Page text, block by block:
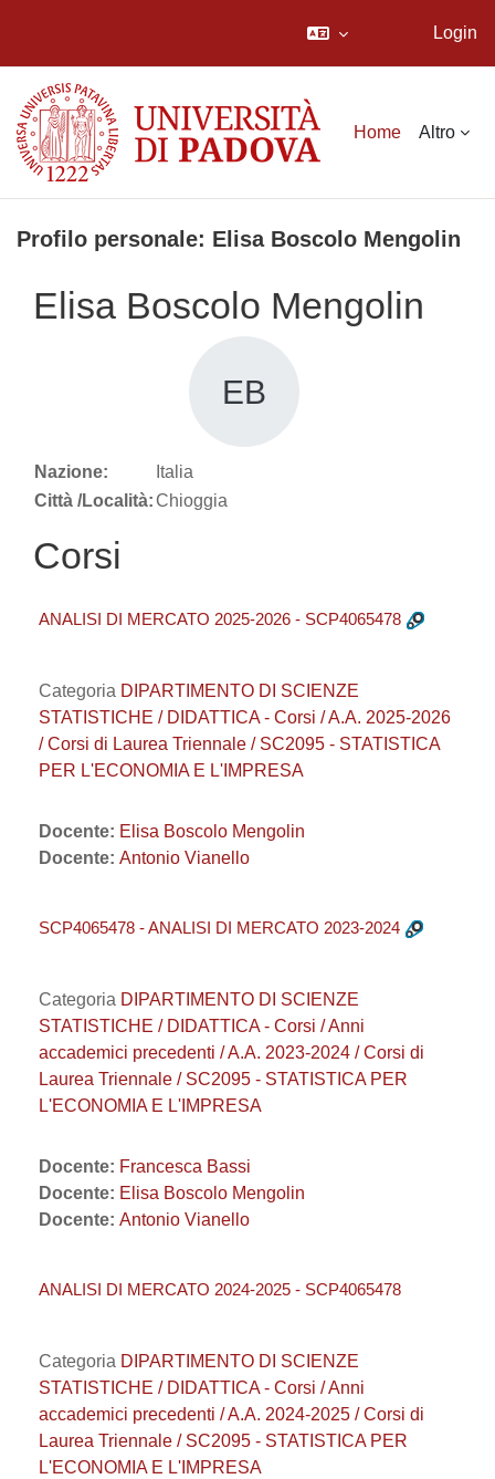
Login
Home Altro
Profilo personale: Elisa Boscolo Mengolin
Elisa Boscolo Mengolin
EB
Nazione:
Italia
Città /Località:Chioggia
Corsi
ANALISI DI MERCATO 2025-2026 - SCP4065478
Categoria DIPARTIMENTO DI SCIENZE
STATISTICHE / DIDATTICA - Corsi / A.A. 2025-2026
/ Corsi di Laurea Triennale / SC2095 - STATISTICA
PER L'ECONOMIA E L'IMPRESA
Docente: Elisa Boscolo Mengolin
Docente: Antonio Vianello
SCP4065478 - ANALISI DI MERCATO 2023-2024
Categoria DIPARTIMENTO DI SCIENZE
STATISTICHE / DIDATTICA - Corsi / Anni
accademici precedenti / A.A. 2023-2024 / Corsi di
Laurea Triennale / SC2095 - STATISTICA PER
L'ECONOMIA E L'IMPRESA
Docente: Francesca Bassi
Docente: Elisa Boscolo Mengolin
Docente: Antonio Vianello
ANALISI DI MERCATO 2024-2025 - SCP4065478
Categoria DIPARTIMENTO DI SCIENZE
STATISTICHE / DIDATTICA - Corsi / Anni
accademici precedenti / A.A. 2024-2025 / Corsi di
Laurea Triennale / SC2095 - STATISTICA PER
L'ECONOMIA E L'IMPRESA